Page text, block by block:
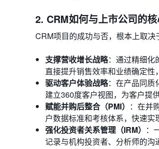
2. CRM如何与上市公司的
CRM项目的成功与否，根本上取决
支撑营收增长战略：通过精细化
直接提升销售效率和业绩确定性
驱动客户体验战略：在产品同质
建立360度客户视图，为客户提
赋能并购后整合（PMI） ：在并
户数据标准和考核体系，快速实
强化投资者关系管理（IRM） ：
记录与机构投资者、分析师的沟